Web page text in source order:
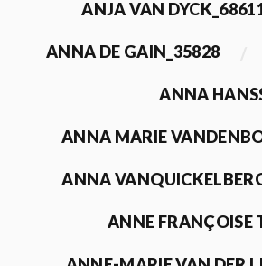
ANJA VAN
ANNA DE GAIN_35828
ANNA
ANNA MARIE
ANNA
ANNE FRANÇOISE